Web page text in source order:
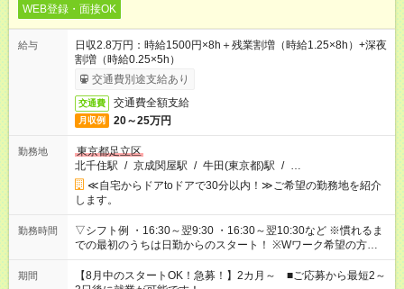
WEB登録・面接OK
給与
日収2.8万円：時給1500円×8h＋残業割増（時給1.25×8h）+深夜
割増（時給0.25×5h）
交通費別途支給あり
交通費 交通費全額支給
月収例 20～25万円
勤務地
東京都足立区
北千住駅 / 京成関屋駅 / 牛田(東京都)駅 / …
≪自宅からドアtoドアで30分以内！≫ご希望の勤務地を紹介
します。
勤務時間
▽シフト例 ・16:30～翌9:30 ・16:30～翌10:30など ※慣れるま
での最初のうちは日勤からのスタート！ ※Wワーク希望の方へ
今ご覧のお仕事で希望する勤務時間と、もう1つのお仕事の勤務
時間。 合計で週40時間を超える場合は応募できません。
期間
【8月中のスタートOK！急募！】2カ月～ ■ご応募から最短2～